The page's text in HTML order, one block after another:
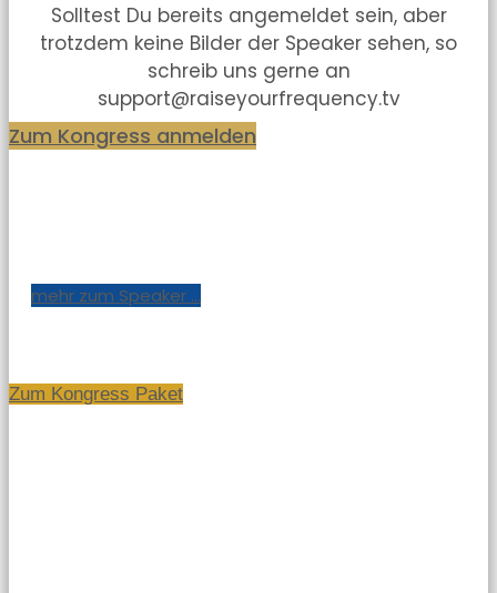
Solltest Du bereits angemeldet sein, aber
trotzdem keine Bilder der Speaker sehen, so
schreib uns gerne an
support@raiseyourfrequency.tv
Zum Kongress anmelden
mehr zum Speaker ...
Zum Kongress Paket